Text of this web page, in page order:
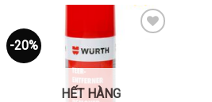
-20%
HẾT HÀNG